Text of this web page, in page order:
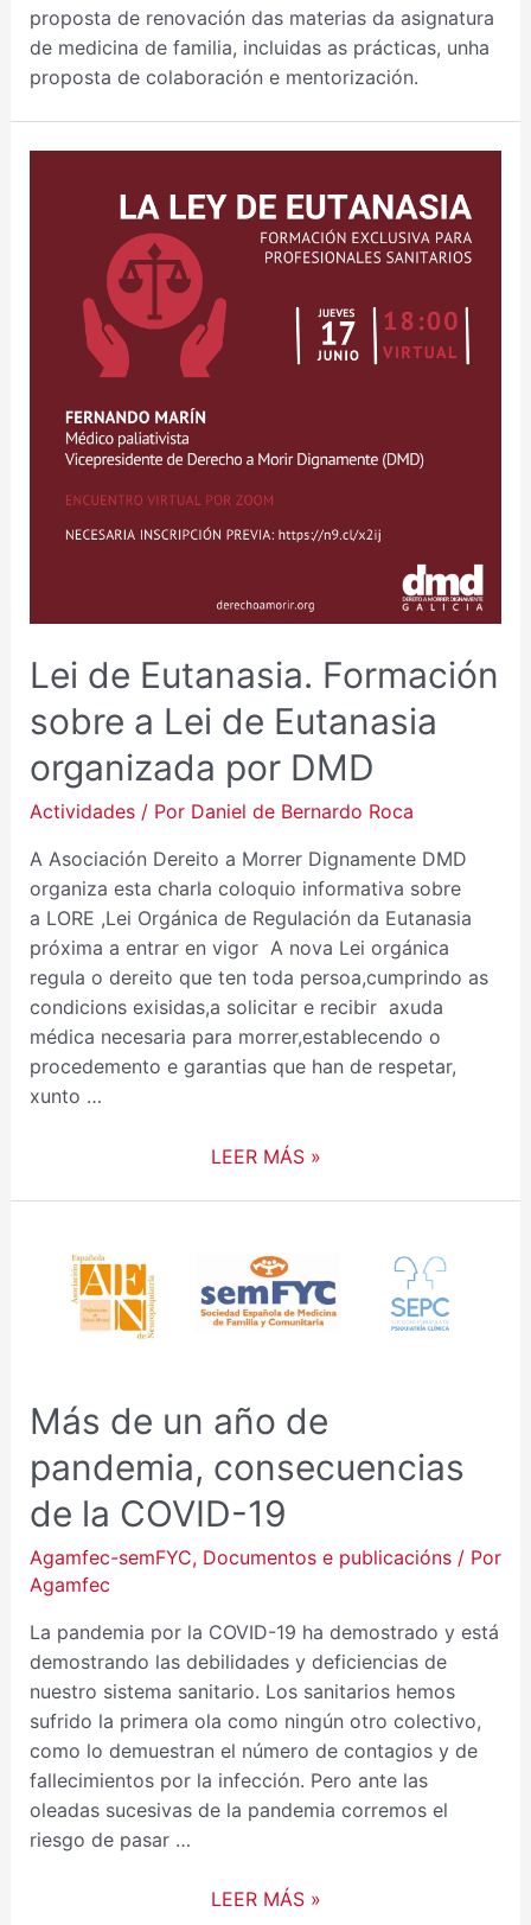
proposta de renovación das materias da asignatura
de medicina de familia, incluidas as prácticas, unha
proposta de colaboración e mentorización.
Lei de Eutanasia. Formación
sobre a Lei de Eutanasia
organizada por DMD
Actividades/ Por Daniel de Bernardo Roca
A Asociación Dereito a Morrer Dignamente DMD
organiza esta charla coloquio informativa sobre
a LORE ,Lei Orgánica de Regulación da Eutanasia
próxima a entrar en vigor A nova Lei orgánica
regula o dereito que ten toda persoa,cumprindo as
condicions exisidas,a solicitar e recibir axuda
médica necesaria para morrer,establecendo o
procedemento e garantias que han de respetar,
xunto …
DE
EUTANASIA.
FORMACIÓN
A
LEI
DE
POR
DMD
LEER MÁS »
Más de un año de
pandemia, consecuencias
de la COVID-19
Agamfec-semFYC, Documentos e publicacións/ Por
Agamfec
La pandemia por la COVID-19 ha demostrado y está
demostrando las debilidades y deficiencias de
nuestro sistema sanitario. Los sanitarios hemos
sufrido la primera ola como ningún otro colectivo,
como lo demuestran el número de contagios y de
fallecimientos por la infección. Pero ante las
oleadas sucesivas de la pandemia corremos el
riesgo de pasar …
UN
AÑO
CONSECUENCIAS
LA
COVID-
LEER MÁS »